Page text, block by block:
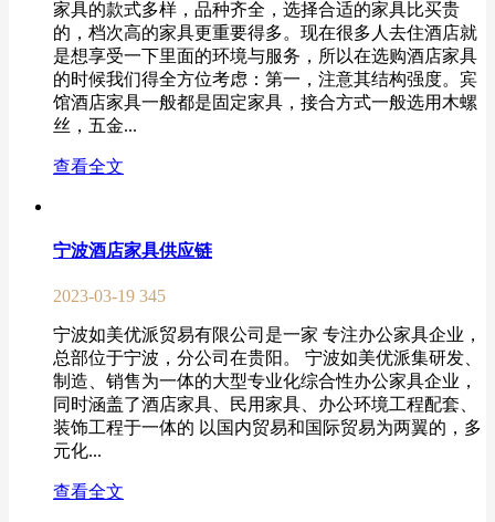
家具的款式多样，品种齐全，选择合适的家具比买贵
的，档次高的家具更重要得多。现在很多人去住酒店就
是想享受一下里面的环境与服务，所以在选购酒店家具
的时候我们得全方位考虑：第一，注意其结构强度。宾
馆酒店家具一般都是固定家具，接合方式一般选用木螺
丝，五金...
查看全文
宁波酒店家具供应链
2023-03-19 345
宁波如美优派贸易有限公司是一家 专注办公家具企业，
总部位于宁波，分公司在贵阳。 宁波如美优派集研发、
制造、销售为一体的大型专业化综合性办公家具企业，
同时涵盖了酒店家具、民用家具、办公环境工程配套、
装饰工程于一体的 以国内贸易和国际贸易为两翼的，多
元化...
查看全文